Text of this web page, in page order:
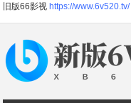
旧版66影视 https://www.6v520.tv/